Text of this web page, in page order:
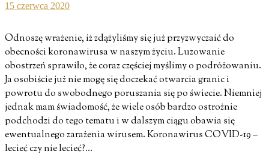
15 czerwca 2020
Odnoszę wrażenie, iż zdążyliśmy się już przyzwyczaić do
obecności koronawirusa w naszym życiu. Luzowanie
obostrzeń sprawiło, że coraz częściej myślimy o podróżowaniu.
Ja osobiście już nie mogę się doczekać otwarcia granic i
powrotu do swobodnego poruszania się po świecie. Niemniej
jednak mam świadomość, że wiele osób bardzo ostrożnie
podchodzi do tego tematu i w dalszym ciągu obawia się
ewentualnego zarażenia wirusem. Koronawirus COVID-19 –
lecieć czy nie lecieć?…